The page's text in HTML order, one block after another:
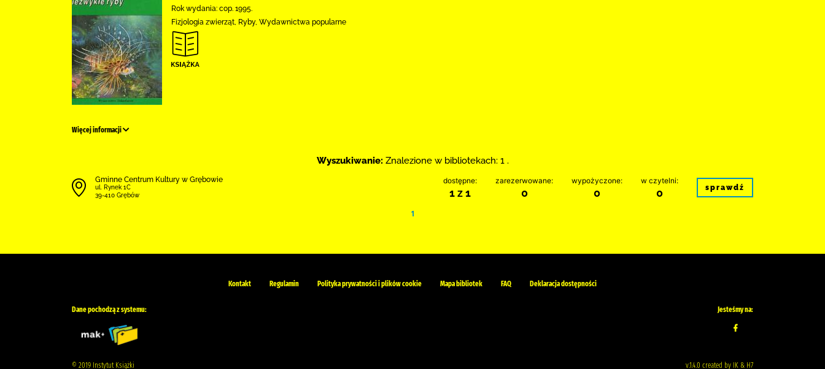
Rok wydania: cop. 1995.
Fizjologia zwierząt, Ryby, Wydawnictwa popularne
Więcej informacji
Wyszukiwanie: Znalezione w bibliotekach: 1 .
Gminne Centrum Kultury w Grębowie
ul. Rynek 1C
39-410 Grębów
dostępne:
1 z 1
zarezerwowane:
0
wypożyczone:
0
w czytelni:
0 sprawdź
1
Kontakt Regulamin Polityka prywatności i plików cookie Mapa bibliotek FAQ Deklaracja dostępności
Dane pochodzą z systemu: Jesteśmy na:
© 2019 Instytut Książki v.1.4.0 created by IK & H7